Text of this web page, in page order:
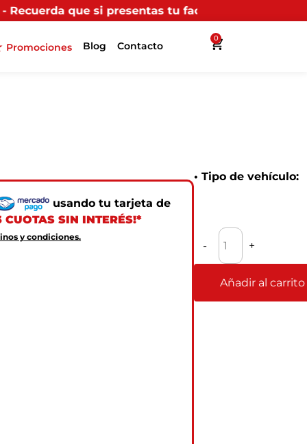
tu factura (física o digital) en uno de
Promociones Blog Contacto
0
usando tu tarjeta de
CUOTAS SIN INTERÉS!*
y condiciones.
- +
Añadir al carrito
• Tipo de vehículo: